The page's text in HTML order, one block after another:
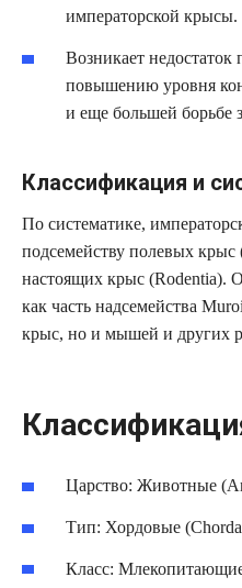
императорской крысы.
Возникает
повышению уровня
и еще большей борьбе
Классификация и
По систематике,
подсемейству полевых крыс
настоящих крыс (Rodentia).
как часть надсемейства
крыс, но и мышей и других
Царство: Животные
Тип: Хордовые
Класс: